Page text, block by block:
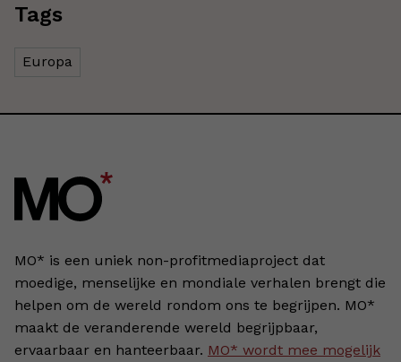
Tags
Europa
MO* is een uniek non-profitmediaproject dat
moedige, menselijke en mondiale verhalen brengt die
helpen om de wereld rondom ons te begrijpen. MO*
maakt de veranderende wereld begrijpbaar,
ervaarbaar en hanteerbaar. MO* wordt mee mogelijk